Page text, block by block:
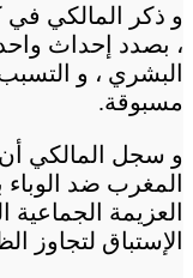
و ذكر المالكي في
، بصدد إحداث
البشري ، و
مسبوقة.
و سجل المالكي
المغرب ضد الوباء
العزيمة الجماعية
الإستباق لتجاوز